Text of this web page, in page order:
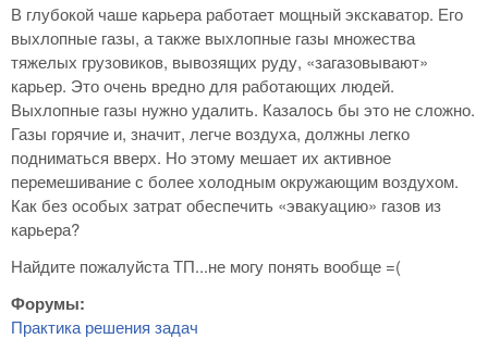
В глубокой чаше карьера работает мощный экскаватор. Его
выхлопные газы, а также выхлопные газы множества
тяжелых грузовиков, вывозящих руду, «загазовывают»
карьер. Это очень вредно для работающих людей.
Выхлопные газы нужно удалить. Казалось бы это не сложно.
Газы горячие и, значит, легче воздуха, должны легко
подниматься вверх. Но этому мешает их активное
перемешивание с более холодным окружающим воздухом.
Как без особых затрат обеспечить «эвакуацию» газов из
карьера?
Найдите пожалуйста ТП...не могу понять вообще =(
Форумы:
Практика решения задач